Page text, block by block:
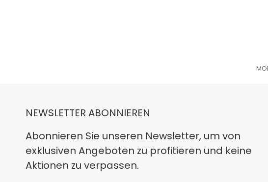
NEWSLETTER ABONNIEREN
Abonnieren Sie unseren Newsletter, um von
exklusiven Angeboten zu profitieren und keine
Aktionen zu verpassen.